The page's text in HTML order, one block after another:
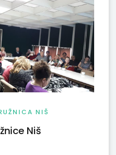
NIŠ
Niš